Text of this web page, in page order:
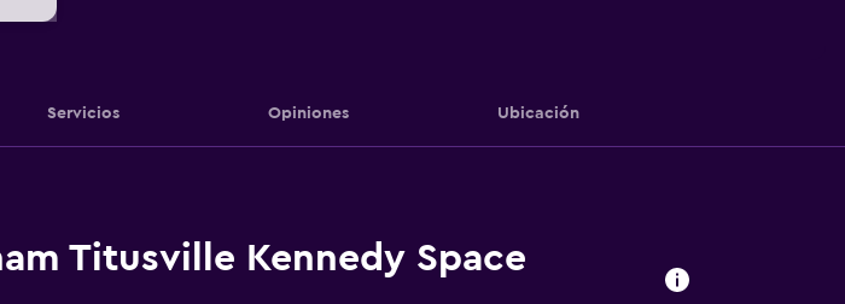
Servicios Opiniones Ubicación
Titusville Kennedy Space